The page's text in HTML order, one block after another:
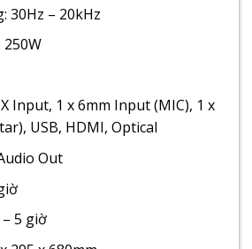
30Hz – 20kHz
250W
Input, 1 x 6mm Input (MIC), 1 x
USB, HDMI, Optical
Out
5 giờ